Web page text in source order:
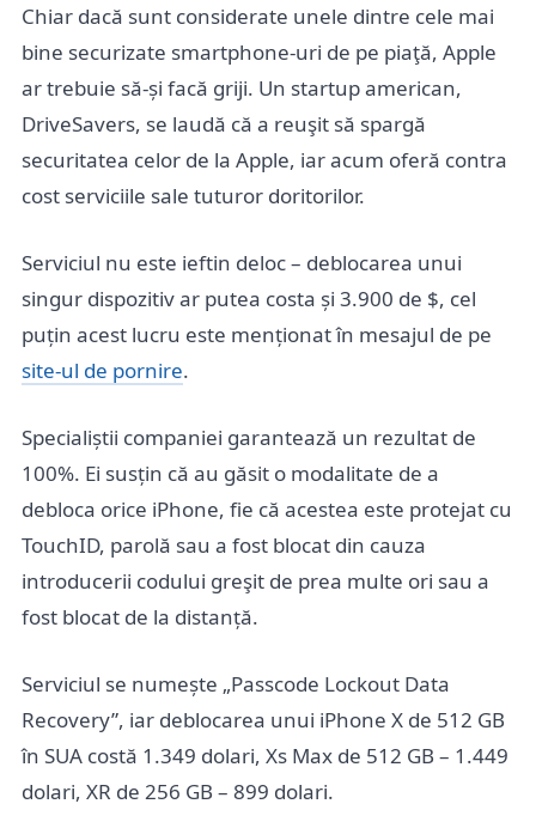
Chiar dacă sunt considerate unele dintre cele mai
bine securizate smartphone-uri de pe piaţă, Apple
ar trebuie să-și facă griji. Un startup american,
DriveSavers, se laudă că a reuşit să spargă
securitatea celor de la Apple, iar acum oferă contra
cost serviciile sale tuturor doritorilor.
Serviciul nu este ieftin deloc – deblocarea unui
singur dispozitiv ar putea costa și 3.900 de $, cel
puțin acest lucru este menționat în mesajul de pe
site-ul de pornire.
Specialiștii companiei garantează un rezultat de
100%. Ei susțin că au găsit o modalitate de a
debloca orice iPhone, fie că acestea este protejat cu
TouchID, parolă sau a fost blocat din cauza
introducerii codului greşit de prea multe ori sau a
fost blocat de la distanță.
Serviciul se numește „Passcode Lockout Data
Recovery”, iar deblocarea unui iPhone X de 512 GB
în SUA costă 1.349 dolari, Xs Max de 512 GB – 1.449
dolari, XR de 256 GB – 899 dolari.